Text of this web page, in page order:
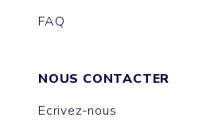
FAQ
NOUS CONTACTER
Ecrivez-nous